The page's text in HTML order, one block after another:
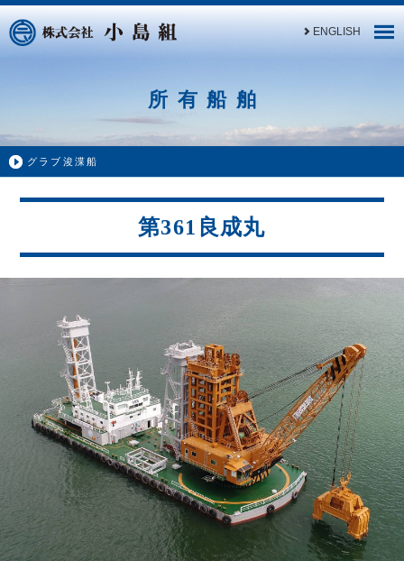
ENGLISH
所有船舶
グラブ浚渫船
第361良成丸